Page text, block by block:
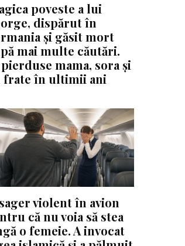
poveste a lui
dispărut în
și găsit mort
mai multe căutări.
mama, sora și
frate în ultimii ani
violent în avion
că nu voia să stea
o femeie. A invocat